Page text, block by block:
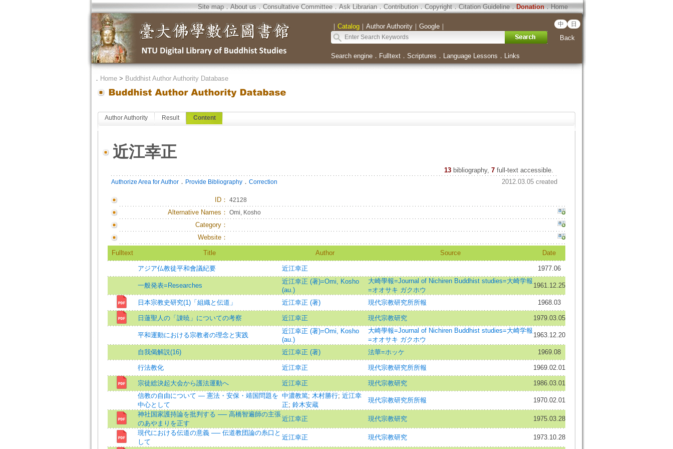
Site map．About us．Consultative Committee．Ask Librarian．Contribution．Copyright．Citation Guideline．Donation．Home
｜ Catalog｜ Author Authority｜ Google｜ 中 日
Back
Search engine． Fulltext． Scriptures ． Language Lessons ． Links
． Home> Buddhist Author Authority Database
Author Authority Result Content
近江幸正
13 bibliography, 7full-text accessible.
Authorize Area for Author． Provide Bibliography． Correction 2012.03.05 created
ID： 42128
Alternative Names： Omi, Kosho
Category：
Website：
Fulltext Title Author Source Date
アジア仏教徒平和會議紀要 近江幸正 1977.06
一般発表=Researches
近江幸正 (著)=Omi, Kosho
(au.)
大崎學報=Journal of Nichiren Buddhist studies=大崎学報
=オオサキ ガクホウ
1961.12.25
日本宗教史研究(1)「組織と伝道」 近江幸正 (著) 現代宗教研究所所報 1968.03
日蓮聖人の「諌暁」についての考察 近江幸正 現代宗教研究 1979.03.05
平和運動における宗教者の理念と実践
近江幸正 (著)=Omi, Kosho
(au.)
大崎學報=Journal of Nichiren Buddhist studies=大崎学報
=オオサキ ガクホウ
1963.12.20
自我偈解説(16) 近江幸正 (著) 法華=ホッケ 1969.08
行法教化 近江幸正 現代宗教研究所所報 1969.02.01
宗徒総決起大会から護法運動へ 近江幸正 現代宗教研究
1986.03.01
信教の自由について — 憲法・安保・靖国問題を
中心として
中濃教篤; 木村勝行; 近江幸
正; 鈴木安蔵
現代宗教研究所所報
1970.02.01
神社国家護持論を批判する ── 高橋智遍師の主張
のあやまりを正す
近江幸正 現代宗教研究
1975.03.28
現代における伝道の意義 ── 伝道教団論の糸口と
して
近江幸正 現代宗教研究 1973.10.28